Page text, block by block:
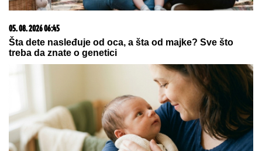
03. 08. 2026 07:31
25.000 kupaca već kupuje uz PerSu Extra. A ti? Saznaj